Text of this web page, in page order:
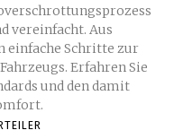
vereinfacht. Aus
einfache Schritte zur
Erfahren Sie
und den damit